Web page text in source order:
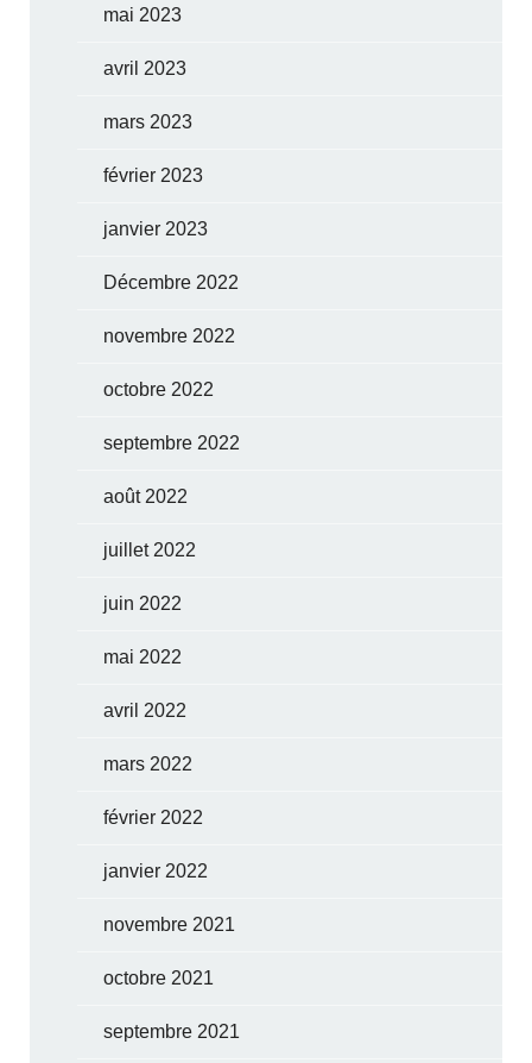
mai 2023
avril 2023
mars 2023
février 2023
janvier 2023
Décembre 2022
novembre 2022
octobre 2022
septembre 2022
août 2022
juillet 2022
juin 2022
mai 2022
avril 2022
mars 2022
février 2022
janvier 2022
novembre 2021
octobre 2021
septembre 2021